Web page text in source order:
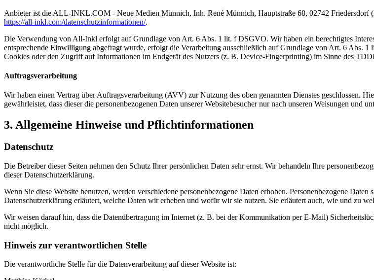
Anbieter ist die ALL-INKL.COM - Neue Medien Münnich, Inh. René Münnich, Hauptstraße 68, 02742
https://all-inkl.com/datenschutzinformationen/.
Die Verwendung von All-Inkl erfolgt auf Grundlage von Art. 6 Abs. 1 lit. f DSGVO. Wir haben ein berechtigtes
entsprechende Einwilligung abgefragt wurde, erfolgt die Verarbeitung ausschließlich auf Grundlage von Art. 6
Cookies oder den Zugriff auf Informationen im Endgerät des Nutzers (z. B. Device-Fingerprinting) im Sinne des
Auftragsverarbeitung
Wir haben einen Vertrag über Auftragsverarbeitung (AVV) zur Nutzung des oben genannten Dienstes geschlossen.
gewährleistet, dass dieser die personenbezogenen Daten unserer Websitebesucher nur nach unseren Weisungen und
3. Allgemeine Hinweise und Pflicht­informationen
Datenschutz
Die Betreiber dieser Seiten nehmen den Schutz Ihrer persönlichen Daten sehr ernst. Wir behandeln Ihre
dieser Datenschutzerklärung.
Wenn Sie diese Website benutzen, werden verschiedene personenbezogene Daten erhoben. Personenbezogene
Datenschutzerklärung erläutert, welche Daten wir erheben und wofür wir sie nutzen. Sie erläutert auch, wie und zu
Wir weisen darauf hin, dass die Datenübertragung im Internet (z. B. bei der Kommunikation per E-Mail)
nicht möglich.
Hinweis zur verantwortlichen Stelle
Die verantwortliche Stelle für die Datenverarbeitung auf dieser Website ist: